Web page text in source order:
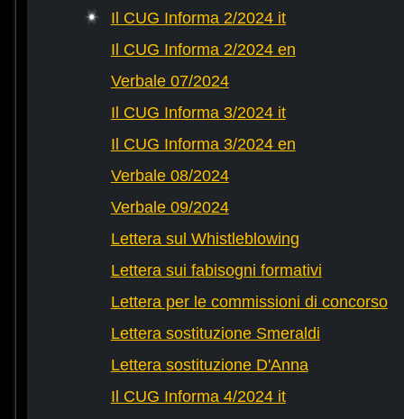
Il CUG Informa 2/2024 it
Il CUG Informa 2/2024 en
Verbale 07/2024
Il CUG Informa 3/2024 it
Il CUG Informa 3/2024 en
Verbale 08/2024
Verbale 09/2024
Lettera sul Whistleblowing
Lettera sui fabisogni formativi
Lettera per le commissioni di concorso
Lettera sostituzione Smeraldi
Lettera sostituzione D'Anna
Il CUG Informa 4/2024 it